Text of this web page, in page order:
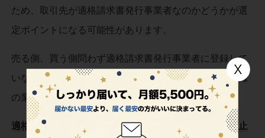
ため、取引先が適格請求書発行事業者なのかどうかが選
定ポイントになる可能性があります。
売る側、買う側問わず適格請求書発行事業者に登録して
いないと、仕入税額控除が受けられないことから未登録
の業者との取引を中止する恐れがあります。
適格請求書発行事業者として登録しておけば、取引中止